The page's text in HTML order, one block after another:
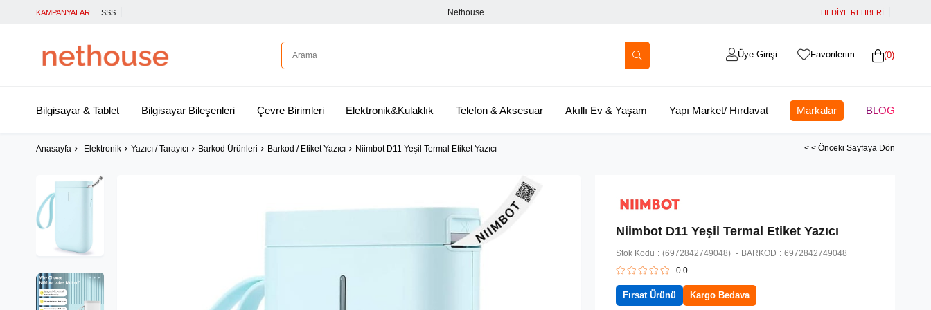
KAMPANYALAR SSS Nethouse HEDİYE REHBERİ
0
Favorilerim
Üye Girişi
Bilgisayar & Tablet Bilgisayar Bileşenleri Çevre Birimleri Elektronik&Kulaklık Telefon & Aksesuar Akıllı Ev & Yaşam Yapı Market/ Hırdavat Markalar BLOG
Anasayfa Elektronik Yazıcı / Tarayıcı Barkod Ürünleri Barkod / Etiket Yazıcı Niimbot D11 Yeşil Termal Etiket Yazıcı < < Önceki Sayfaya Dön
Niimbot D11 Yeşil Termal Etiket Yazıcı
Stok Kodu (6972842749048) BARKOD : 6972842749048
0.0
Fırsat Ürünü Kargo Bedava